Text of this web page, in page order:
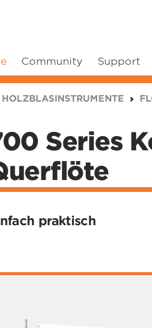
Community Support
HOLZBLASINSTRUMENTE
Series
praktisch